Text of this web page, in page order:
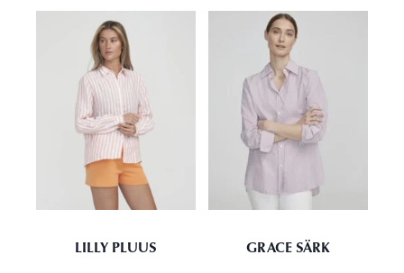
LILLY PLUUS GRACE SÄRK